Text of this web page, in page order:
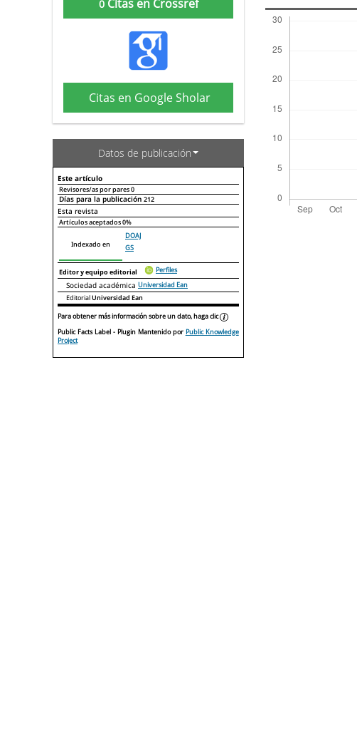
0Citas en Crossref
Citas en Google Sholar
Datos de publicación
Este artículo
Revisores/as por pares0
Días para la publicación 212
Declaraciones de autoría
Esta revista
Artículos aceptados0%
Indexado en
DOAJ
GS
Editor y equipo editorial Perfiles
Sociedad académica Universidad Ean
EditorialUniversidad Ean
Para obtener más información sobre un dato, haga clic
Public Facts Label- Plugin Mantenido por Public Knowledge
Project